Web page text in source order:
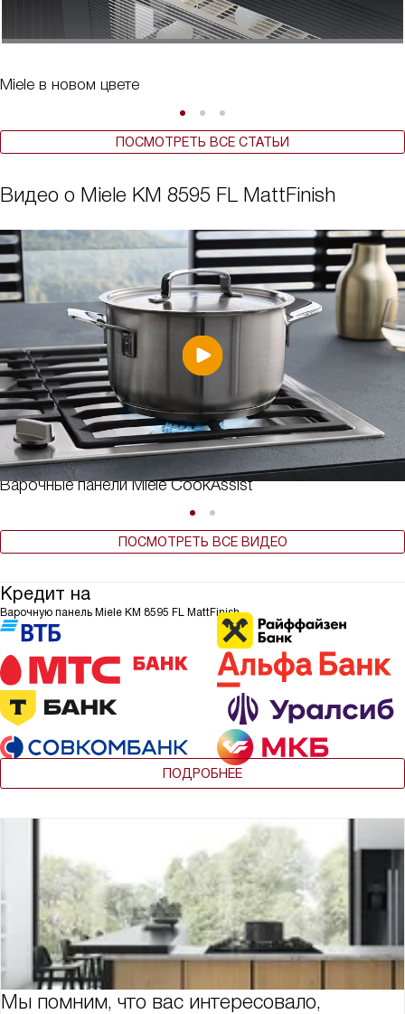
Miele в новом цвете
ПОСМОТРЕТЬ ВСЕ СТАТЬИ
Видео о Miele KM 8595 FL MattFinish
Варочные панели Miele CookAssist
ПОСМОТРЕТЬ ВСЕ ВИДЕО
Кредит на
Варочную панель Miele KM 8595 FL MattFinish
ПОДРОБНЕЕ
Мы помним, что вас интересовало,